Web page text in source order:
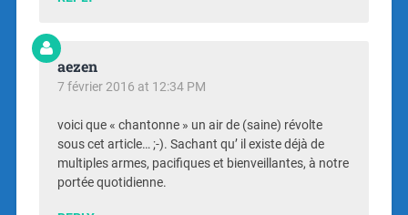
aezen
7 février 2016 at 12:34 PM
voici que « chantonne » un air de (saine) révolte
sous cet article… ;-). Sachant qu’ il existe déjà de
multiples armes, pacifiques et bienveillantes, à notre
portée quotidienne.